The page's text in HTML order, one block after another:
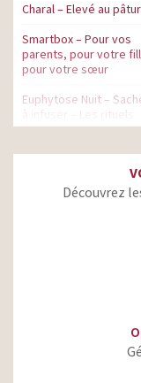
Charal – Elevé au
Smartbox – Pour vos
parents, pour votre
pour votre sœur
Euphytose Nuit –
à infuser – Les rituels
Hydralin – Supportez
votre féminité en
Isio 4 – Tout part de 4
Découvrez